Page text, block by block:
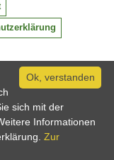
Ok, verstanden
sich mit der
Informationen
Zur